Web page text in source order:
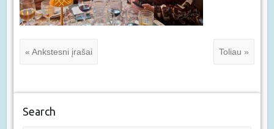
« Ankstesni įrašai Toliau »
Search